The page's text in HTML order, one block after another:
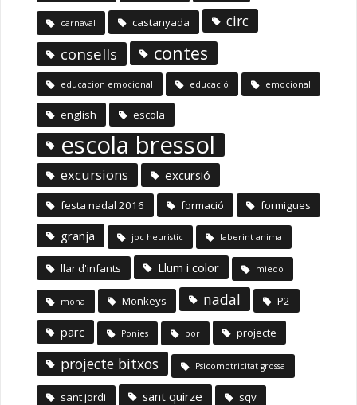
carnaval castanyada circ
consells contes
educacion emocional educació emocional
english escola
escola bressol
excursions excursió
festa nadal 2016 formació formigues
granja joc heuristic laberint anima
llar d'infants Llum i color miedo
mona Monkeys nadal P2
parc Ponies por projecte
projecte bitxos Psicomotricitat grossa
sant jordi sant quirze sqv